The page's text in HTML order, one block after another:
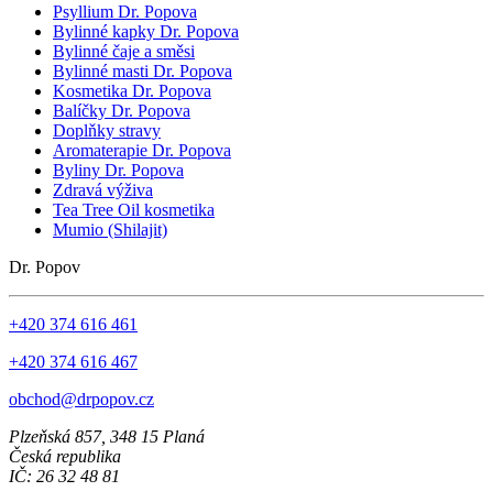
Psyllium Dr. Popova
Bylinné kapky Dr. Popova
Bylinné čaje a směsi
Bylinné masti Dr. Popova
Kosmetika Dr. Popova
Balíčky Dr. Popova
Doplňky stravy
Aromaterapie Dr. Popova
Byliny Dr. Popova
Zdravá výživa
Tea Tree Oil kosmetika
Mumio (Shilajit)
Dr. Popov
+420 374 616 461
+420 374 616 467
obchod@drpopov.cz
Plzeňská 857, 348 15 Planá
Česká republika
IČ: 26 32 48 81